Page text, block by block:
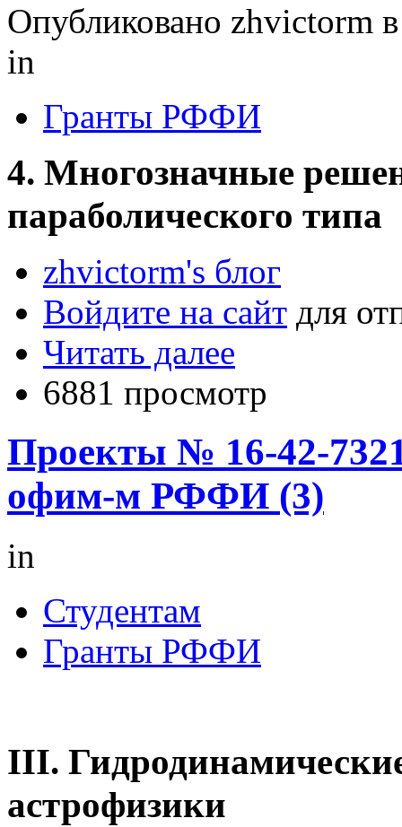
Опубликовано zhvictorm
in
Гранты РФФИ
4. Многозначные
параболического типа
zhvictorm's блог
Войдите на сайт для
Читать далее
6881 просмотр
Проекты № 16-42-
офим-м РФФИ (3)
in
Студентам
Гранты РФФИ
III.
астрофизики